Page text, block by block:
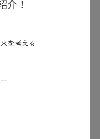
介！
を考える